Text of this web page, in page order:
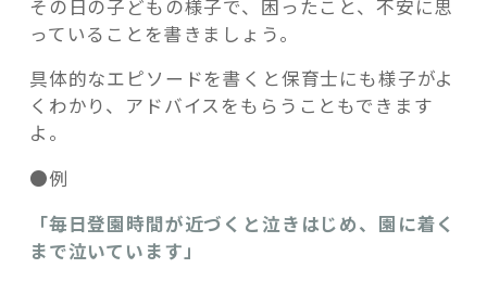
その日の子どもの様子で、困ったこと、不安に思
っていることを書きましょう。
具体的なエピソードを書くと保育士にも様子がよ
くわかり、アドバイスをもらうこともできます
よ。
●例
「毎日登園時間が近づくと泣きはじめ、園に着く
まで泣いています」